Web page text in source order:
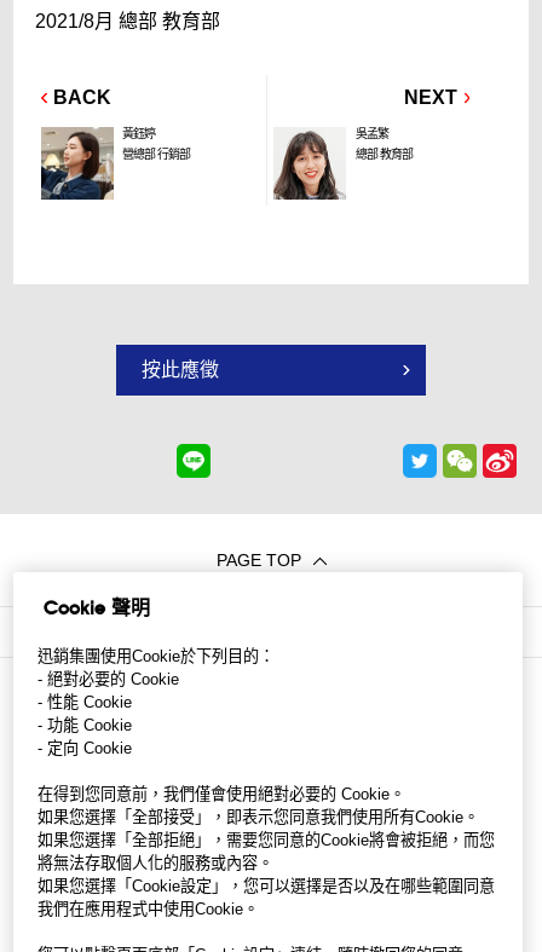
2021/8月 總部 教育部
BACK
黃鈺婷
營總部 行銷部
NEXT
吳孟繁
總部 教育部
按此應徵
PAGE TOP
Cookie 聲明
迅銷集團使用Cookie於下列目的：
- 絕對必要的 Cookie
- 性能 Cookie
- 功能 Cookie
- 定向 Cookie
在得到您同意前，我們僅會使用絕對必要的 Cookie。
如果您選擇「全部接受」，即表示您同意我們使用所有Cookie。
如果您選擇「全部拒絕」，需要您同意的Cookie將會被拒絕，而您
將無法存取個人化的服務或內容。
如果您選擇「Cookie設定」，您可以選擇是否以及在哪些範圍同意
我們在應用程式中使用Cookie。